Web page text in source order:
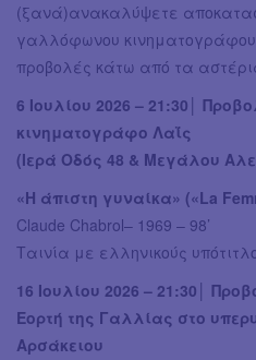
(ξανά)ανακαλύψετε
γαλλόφωνου κινηματογράφου
προβολές κάτω από τα
6 Ιουλίου 2026 – 21:30│
κινηματογράφο Λαΐς
(Ιερά Οδός 48 & Μεγάλου
«Η άπιστη γυναίκα» («La
Claude Chabrol– 1969 – 98’
Ταινία με ελληνικούς
16 Ιουλίου 2026 – 21:30│
Εορτή της Γαλλίας στο
Αρσάκειου